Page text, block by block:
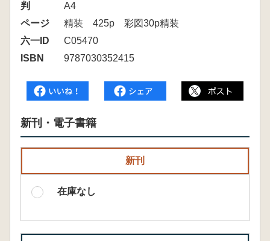
判
A4
ページ
精装 425p 彩図30p精装
六一ID
C05470
ISBN
9787030352415
新刊・電子書籍
新刊
在庫なし